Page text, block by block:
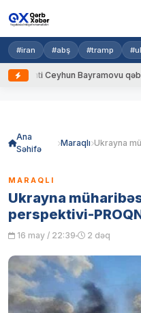
#iran #abş #tramp
Ceyhun Bayramovu qəbul edib
Ana
Səhifə
Maraqlı
MARAQLI
Ukrayna
perspektivi-
16 may / 22:39 2 dəq